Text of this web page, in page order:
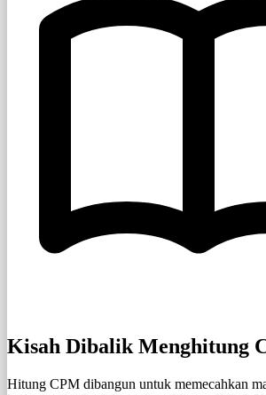
Kisah Dibalik Menghitung
Hitung CPM dibangun untuk memecahkan